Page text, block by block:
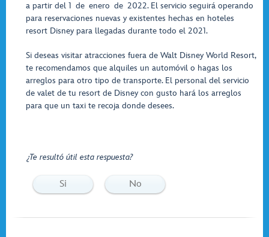
a partir del 1 de enero de 2022. El servicio seguirá operando
para reservaciones nuevas y existentes hechas en hoteles
resort Disney para llegadas durante todo el 2021.
Si deseas visitar atracciones fuera de Walt Disney World Resort,
te recomendamos que alquiles un automóvil o hagas los
arreglos para otro tipo de transporte. El personal del servicio
de valet de tu resort de Disney con gusto hará los arreglos
para que un taxi te recoja donde desees.
¿Te resultó útil esta respuesta?
Si No